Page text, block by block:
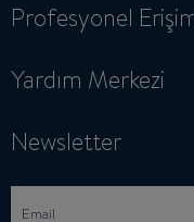
Profesyonel
Yardım Merkezi
Newsletter